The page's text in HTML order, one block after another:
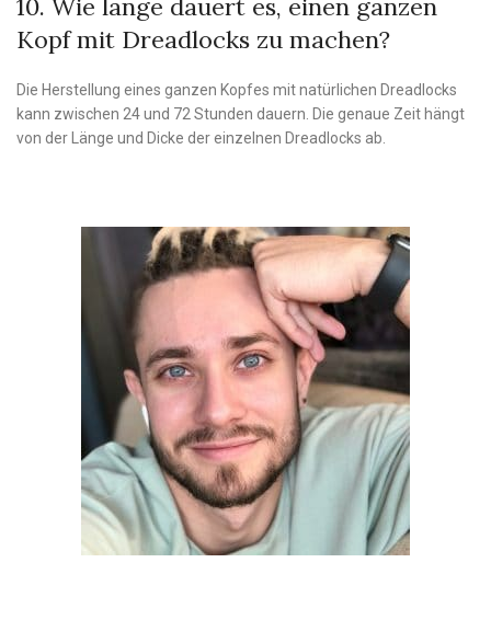
10. Wie lange dauert es, einen ganzen
Kopf mit Dreadlocks zu machen?
Die Herstellung eines ganzen Kopfes mit natürlichen Dreadlocks
kann zwischen 24 und 72 Stunden dauern. Die genaue Zeit hängt
von der Länge und Dicke der einzelnen Dreadlocks ab.